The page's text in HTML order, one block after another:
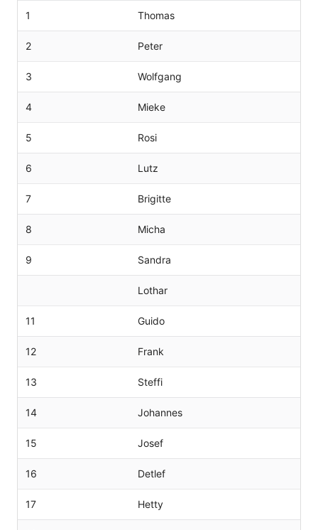
1 Thomas
2 Peter
3 Wolfgang
4 Mieke
5 Rosi
6 Lutz
7 Brigitte
8 Micha
9 Sandra
Lothar
11 Guido
12 Frank
13 Steffi
14 Johannes
15 Josef
16 Detlef
17 Hetty